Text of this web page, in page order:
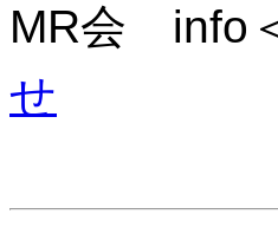
MR会 info
せ